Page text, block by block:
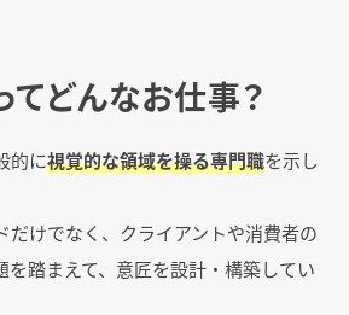
スペシャリストになる
ランスになる
てどんなお仕事？
的に視覚的な領域を操る専門職を示し
だけでなく、クライアントや消費者の
を踏まえて、意匠を設計・構築してい